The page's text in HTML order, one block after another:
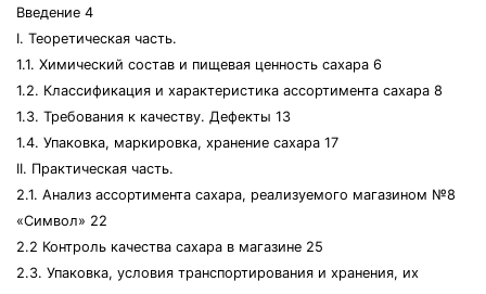
Введение 4
Ι. Теоретическая часть.
1.1. Химический состав и пищевая ценность сахара 6
1.2. Классификация и характеристика ассортимента сахара 8
1.3. Требования к качеству. Дефекты 13
1.4. Упаковка, маркировка, хранение сахара 17
ΙΙ. Практическая часть.
2.1. Анализ ассортимента сахара, реализуемого магазином №8
«Символ» 22
2.2 Контроль качества сахара в магазине 25
2.3. Упаковка, условия транспортирования и хранения, их